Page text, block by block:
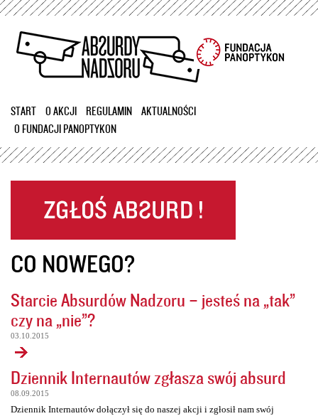
Przejdź
treści
START O AKCJI REGULAMIN
AKTUALNOŚCI
O FUNDACJI PANOPTYKON
CO NOWEGO?
Starcie Absurdów Nadzoru – jesteś na „tak”
czy na „nie”?
03.10.2015
Dziennik Internautów zgłasza swój absurd
08.09.2015
Dziennik Internautów dołączył się do naszej akcji i zgłosił nam swój